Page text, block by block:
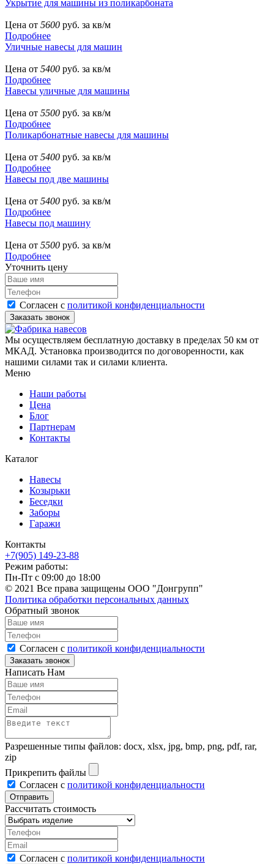
Укрытие для машины из поликарбоната
Цена от 5600 руб. за кв/м
Подробнее
Уличные навесы для машин
Цена от 5400 руб. за кв/м
Подробнее
Навесы уличные для машины
Цена от 5500 руб. за кв/м
Подробнее
Поликарбонатные навесы для машины
Цена от 5400 руб. за кв/м
Подробнее
Навесы под две машины
Цена от 5400 руб. за кв/м
Подробнее
Навесы под машину
Цена от 5500 руб. за кв/м
Подробнее
Уточнить цену
Согласен с политикой конфиденциальности
Мы осуществляем бесплатную доставку в пределах 50 км от
МКАД. Установка производится по договоренности, как
нашими силами так и силами клиента.
Меню
Наши работы
Цена
Блог
Партнерам
Контакты
Каталог
Навесы
Козырьки
Беседки
Заборы
Гаражи
Контакты
+7(905) 149-23-88
Режим работы:
Пн-Пт с 09:00 до 18:00
© 2021 Все права защищены ООО "Донгрупп"
Политика обработки персональных данных
Обратный звонок
Согласен с политикой конфиденциальности
Написать Нам
Разрешенные типы файлов: docx, xlsx, jpg, bmp, png, pdf, rar,
zip
Прикрепить файлы
Согласен с политикой конфиденциальности
Рассчитать стоимость
Согласен с политикой конфиденциальности